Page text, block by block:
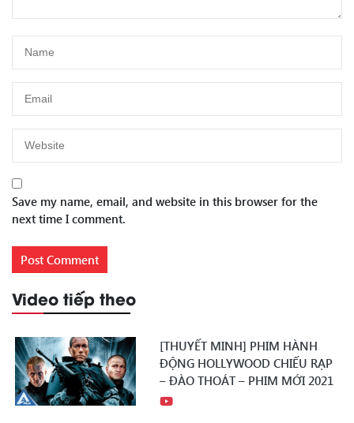
Save my name, email, and website in this browser for the
next time I comment.
Video tiếp theo
[THUYẾT MINH] PHIM HÀNH
ĐỘNG HOLLYWOOD CHIẾU RẠP
– ĐÀO THOÁT – PHIM MỚI 2021